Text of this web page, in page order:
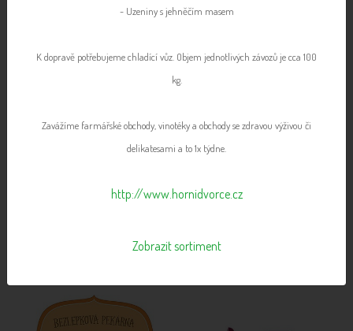
- Uzeniny s jehněčím masem
K dopravě potřebujeme chladící vůz. Objem jednotlivých závozů je cca 100
kg.
Zavážíme farmářské obchody, vinotéky a obchody se zdravou výživou či
delikatesami a to 1x týdne.
http://www.hornidvorce.cz
Zobrazit sortiment